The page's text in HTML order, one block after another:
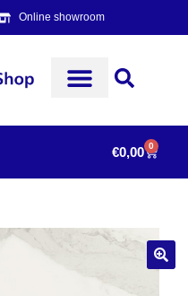
Online showroom
€0,00 0